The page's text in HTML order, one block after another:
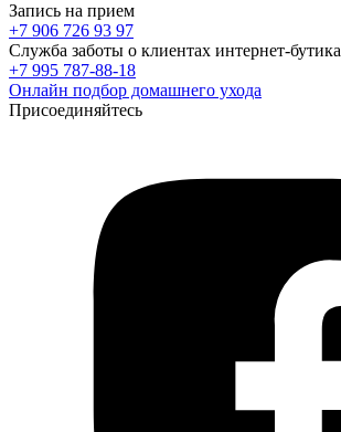
Запись на прием
+7 906 726 93 97
Служба заботы о клиентах интернет-бутика
+7 995 787-88-18
Онлайн подбор домашнего ухода
Присоединяйтесь